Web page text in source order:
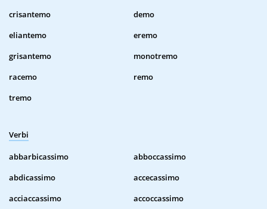
crisantemo
demo
eliantemo
eremo
grisantemo
monotremo
racemo
remo
tremo
Verbi
abbarbicassimo
abboccassimo
abdicassimo
accecassimo
acciaccassimo
accoccassimo